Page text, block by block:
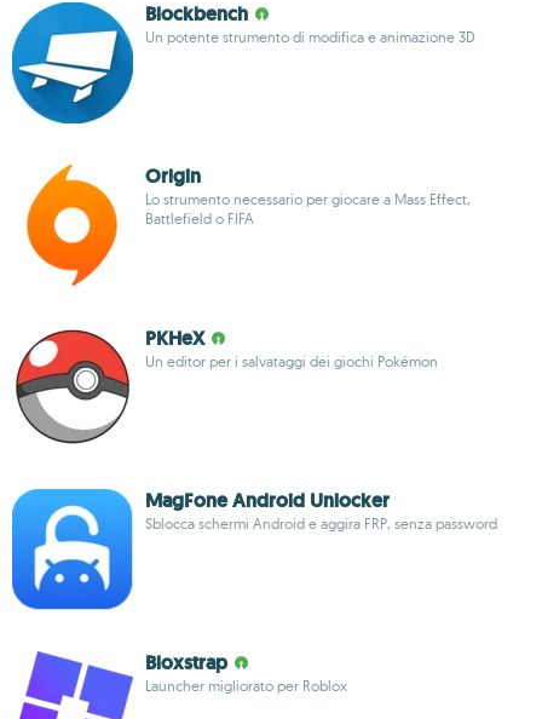
Blockbench
Un potente strumento di modifica e animazione 3D
Origin
Lo strumento necessario per giocare a Mass Effect,
Battlefield o FIFA
PKHeX
Un editor per i salvataggi dei giochi Pokémon
MagFone Android Unlocker
Sblocca schermi Android e aggira FRP, senza password
Bloxstrap
Launcher migliorato per Roblox